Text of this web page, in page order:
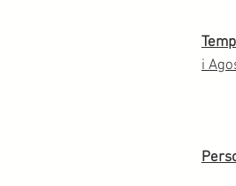
i